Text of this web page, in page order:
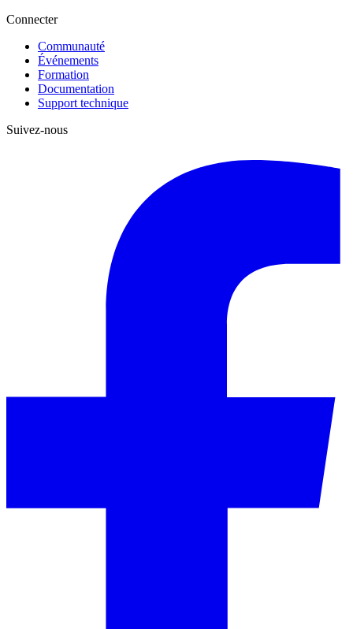
Connecter
Communauté
Événements
Formation
Documentation
Support technique
Suivez-nous